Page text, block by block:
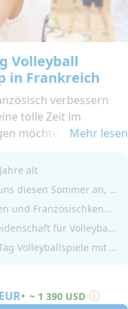
Volleyball
in Frankreich
verbessern
tolle Zeit im
möchtest, dann
bieten verschiedene
Volleyball!
und übe ihn
Campern aus. Du wirst
Wochen die
Immersion
in Frankreich 2026!
Mehr lesen
alt
Schließ dich uns diesen Sommer an, um deine Volleyball-Fähigkeiten zu verbessern!
Freunde finden und Französischkenntnisse verbessern
Teile deine Leidenschaft für Volleyball mit anderen Jugendlichen
Spiele jeden Tag Volleyballspiele mit deinen neuen Freunden!
~ 1 390 USD